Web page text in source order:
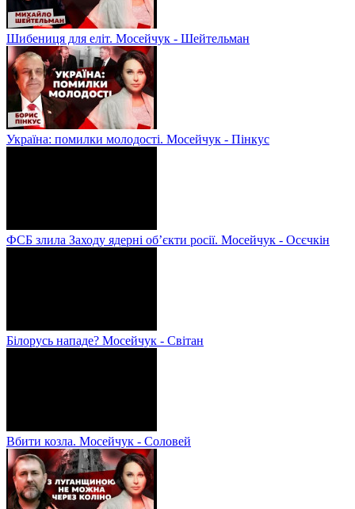
Шибениця для еліт. Мосейчук - Шейтельман
Україна: помилки молодості. Мосейчук - Пінкус
ФСБ злила Заходу ядерні об’єкти росії. Мосейчук - Осєчкін
Білорусь нападе? Мосейчук - Світан
Вбити козла. Мосейчук - Соловей